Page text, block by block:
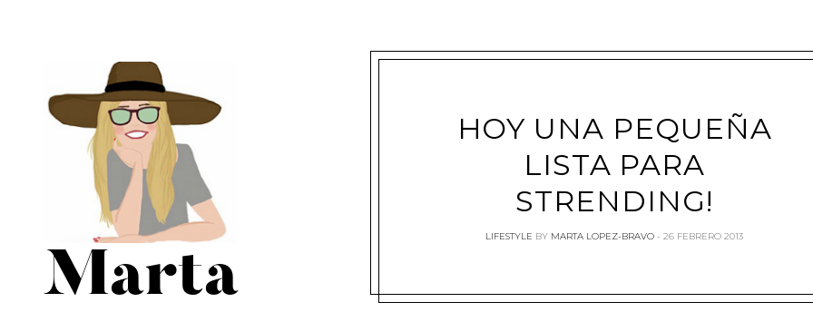
Marta
HOY UNA PEQUEÑA
LISTA PARA
STRENDING!
LIFESTYLE BY MARTA LOPEZ-BRAVO 26 FEBRERO 2013